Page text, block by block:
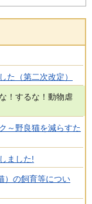
た（第二次改定）
！するな！動物虐
～野良猫を減らすた
ました!
）の飼育等につい